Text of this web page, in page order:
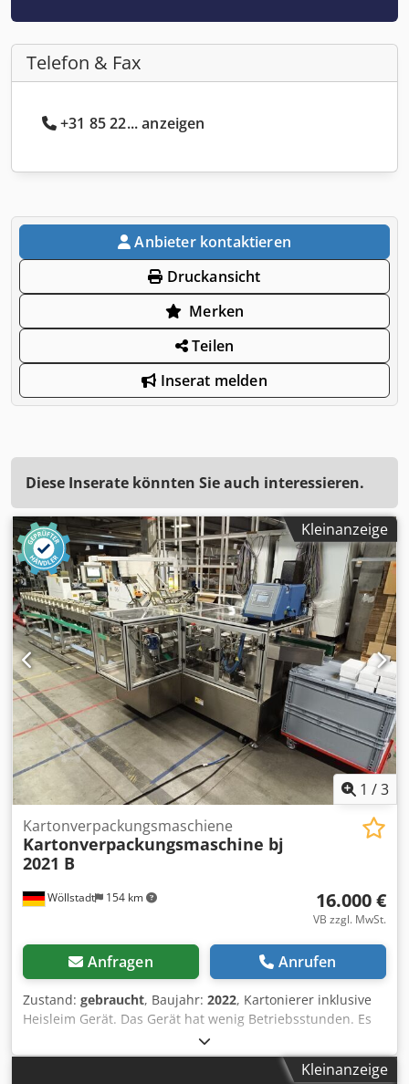
Telefon & Fax
+31 85 22... anzeigen
Anbieter kontaktieren
Druckansicht
Merken
Teilen
Inserat melden
Diese Inserate könnten Sie auch interessieren.
Kleinanzeige
1 /3
Wöllstadt 154 km
Kartonverpackungsmaschiene
Kartonverpackungsmaschine bj
2021 B
16.000 €
VB zzgl. MwSt.
Anfragen Anrufen
Zustand: gebraucht, Baujahr: 2022, Kartonierer inklusive
Heisleim Gerät. Das Gerät hat wenig Betriebsstunden. Es
eignet sich vor allem für Produkte, die seitlich in den
Karton zugeführt werden können. Dsdpfsvb E Evjx Aqpokr
Kleinanzeige